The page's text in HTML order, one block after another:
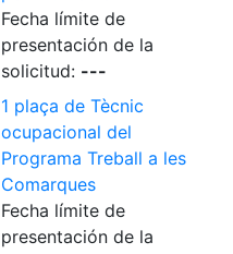
Fecha límite de
presentación de la
solicitud: ---
1 plaça de Tècnic
ocupacional del
Programa Treball a les
Comarques
Fecha límite de
presentación de la